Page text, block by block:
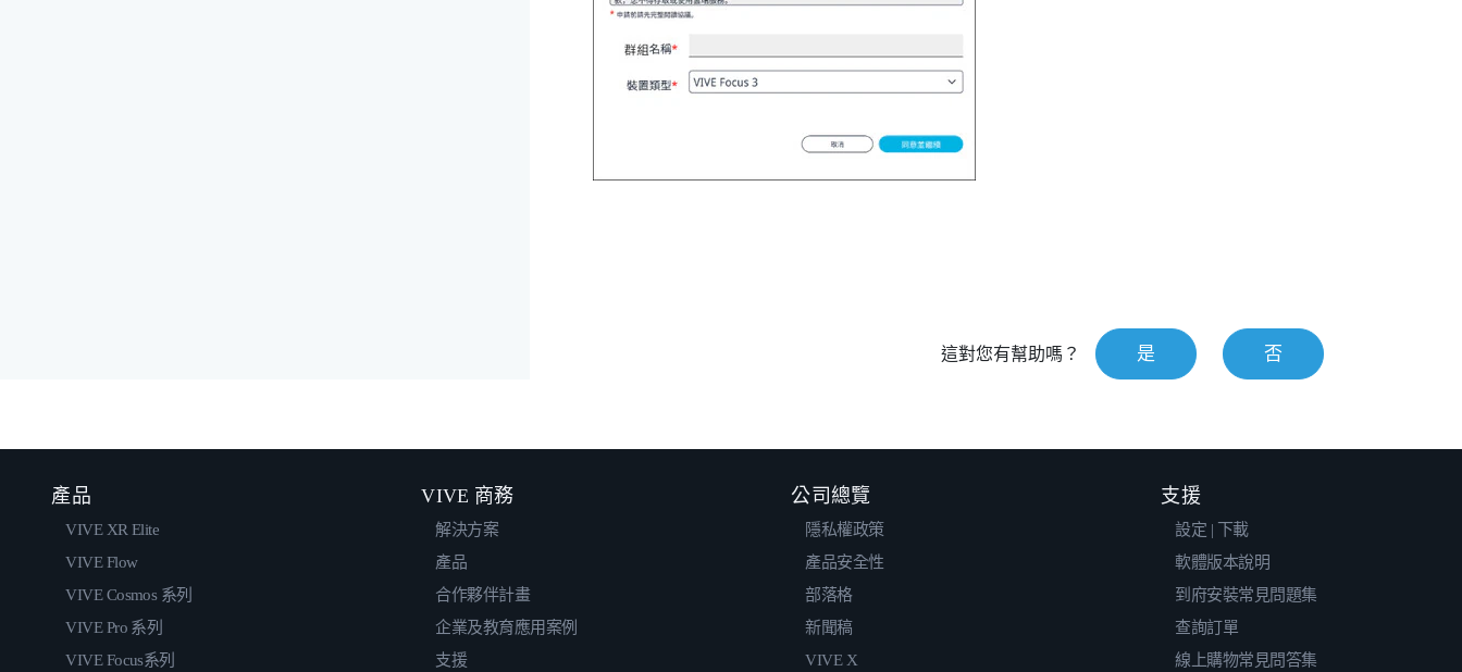
這對您有幫助嗎？ 是 否
產品
VIVE XR Elite
VIVE Flow
VIVE Cosmos 系列
VIVE Pro 系列
VIVE Focus系列
VIVE 商務
解決方案
產品
合作夥伴計畫
企業及教育應用案例
支援
公司總覽
隱私權政策
產品安全性
部落格
新聞稿
VIVE X
支援
設定 | 下載
軟體版本說明
到府安裝常見問題集
查詢訂單
線上購物常見問答集